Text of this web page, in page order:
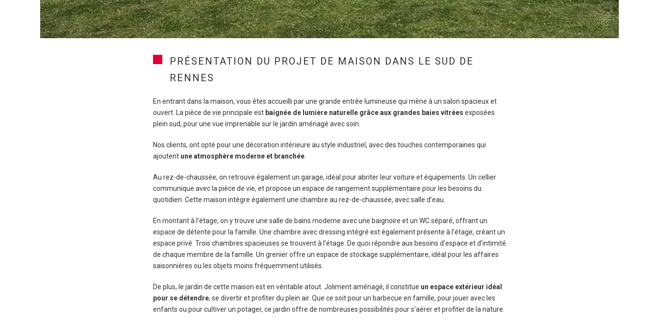
PRÉSENTATION DU PROJET DE MAISON DANS LE SUD DE
RENNES
En entrant dans la maison, vous êtes accueilli par une grande entrée lumineuse qui mène à un salon spacieux et
ouvert. La pièce de vie principale est baignée de lumière naturelle grâce aux grandes baies vitrées exposées
plein sud, pour une vue imprenable sur le jardin aménagé avec soin.
Nos clients, ont opté pour une décoration intérieure au style industriel, avec des touches contemporaines qui
ajoutent une atmosphère moderne et branchée
Au rez-de-chaussée, on retrouve également un garage, idéal pour abriter leur voiture et équipements. Un cellier
communique avec la pièce de vie, et propose un espace de rangement supplémentaire pour les besoins du
quotidien. Cette maison intègre également une chambre au rez-de-chaussée, avec salle d’eau.
En montant à l’étage, on y trouve une salle de bains moderne avec une baignoire et un WC séparé, offrant un
espace de détente pour la famille. Une chambre avec dressing intégré est également présente à l’étage, créant un
espace privé. Trois chambres spacieuses se trouvent à l’étage. De quoi répondre aux besoins d’espace et d’intimité
de chaque membre de la famille. Un grenier offre un espace de stockage supplémentaire, idéal pour les affaires
saisonnières ou les objets moins fréquemment utilisés.
De plus, le jardin de cette maison est en véritable atout. Joliment aménagé, il constitue un espace extérieur idéal
pour se détendre, se divertir et profiter du plein air. Que ce soit pour un barbecue en famille, pour jouer avec les
enfants ou pour cultiver un potager, ce jardin offre de nombreuses possibilités pour s’aérer et profiter de la nature.